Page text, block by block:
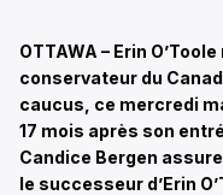
OTTAWA – Erin
conservateur du
caucus, ce mercredi
17 mois après son
Candice Bergen
le successeur d’Erin